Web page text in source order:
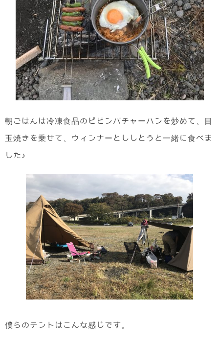
朝ごはんは冷凍食品のビビンバチャーハンを炒めて、目
玉焼きを乗せて、ウィンナーとししとうと一緒に食べま
した♪
僕らのテントはこんな感じです。